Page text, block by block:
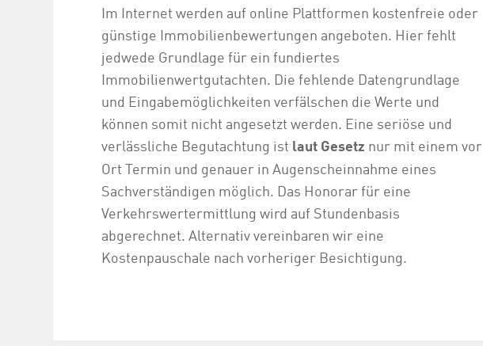
Im Internet werden auf online Plattformen kostenfreie oder
günstige Immobilienbewertungen angeboten. Hier fehlt
jedwede Grundlage für ein fundiertes
Immobilienwertgutachten. Die fehlende Datengrundlage
und Eingabemöglichkeiten verfälschen die Werte und
können somit nicht angesetzt werden. Eine seriöse und
verlässliche Begutachtung ist laut Gesetz nur mit einem vor
Ort Termin und genauer in Augenscheinnahme eines
Sachverständigen möglich. Das Honorar für eine
Verkehrswertermittlung wird auf Stundenbasis
abgerechnet. Alternativ vereinbaren wir eine
Kostenpauschale nach vorheriger Besichtigung.